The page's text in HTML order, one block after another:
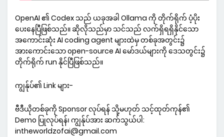
OpenAI ၏ Codex သည် ယခုအခါ Ollama ကို တိုက်ရိုက် ပံ့ပိုး
ပေးနေပြီဖြစ်သည်။ ဆိုလိုသည်မှာ သင်သည် လက်ရှိရရှိနိုင်သော
အကောင်းဆုံး AI coding agent များထဲမှ တစ်ခုအတွင်း၌
အားကောင်းသော open-source AI မော်ဒယ်များကို ဒေသတွင်း၌
တိုက်ရိုက် run နိုင်ပြီဖြစ်သည်။
ကျွန်ုပ်၏ Link များ-
ဗီဒီယိုတစ်ခုကို Sponsor လုပ်ရန် သို့မဟုတ် သင့်ထုတ်ကုန်၏
Demo ပြုလုပ်ရန်၊ ကျွန်ုပ်အား ဆက်သွယ်ပါ:
intheworldzofai@gmail.com